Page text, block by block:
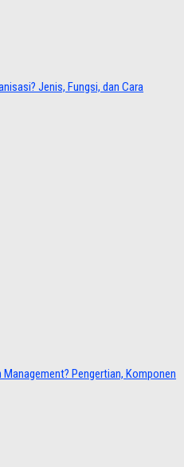
Jenis, Fungsi, dan Cara
Management? Pengertian, Komponen